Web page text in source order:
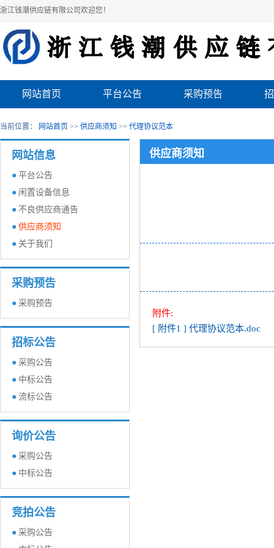
浙江钱潮供应链有限公司欢迎您！
网站首页 平台公告 采购预告
当前位置： 网站首页 >> 供应商须知 >> 代理协议范本
供应商须知
附件:
[ 附件1 ] 代理协议范本.doc
网站信息
● 平台公告
● 闲置设备信息
● 不良供应商通告
● 供应商须知
● 关于我们
采购预告
● 采购预告
招标公告
● 采购公告
● 中标公告
● 流标公告
询价公告
● 采购公告
● 中标公告
竞拍公告
● 采购公告